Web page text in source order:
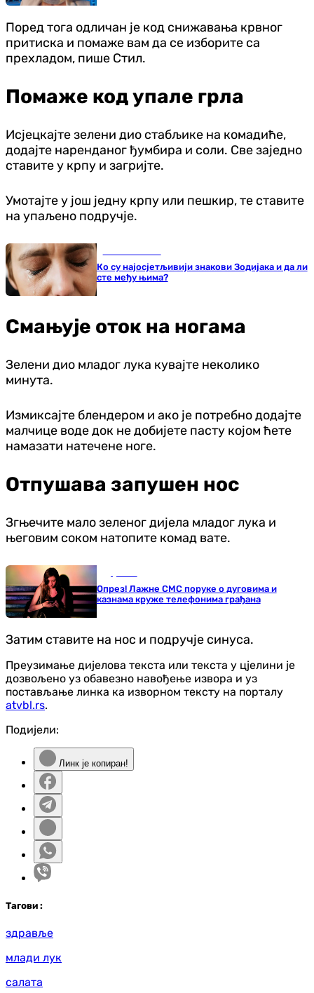
Поред тога одличан је код снижавања крвног
притиска и помаже вам да се изборите са
прехладом, пише Стил.
Помаже код упале грла
Исјецкајте зелени дио стабљике на комадиће,
додајте наренданог ђумбира и соли. Све заједно
ставите у крпу и загријте.
Умотајте у још једну крпу или пешкир, те ставите
на упаљено подручје.
Ко су најосјетљивији знакови Зодијака и да ли
сте међу њима?
Смањује оток на ногама
Зелени дио младог лука кувајте неколико
минута.
Измиксајте блендером и ако је потребно додајте
малчице воде док не добијете пасту којом ћете
намазати натечене ноге.
Отпушава запушен нос
Згњечите мало зеленог дијела младог лука и
његовим соком натопите комад вате.
Опрез! Лажне СМС поруке о дуговима и
казнама круже телефонима грађана
Затим ставите на нос и подручје синуса.
Преузимање дијелова текста или текста у цјелини је
дозвољено уз обавезно навођење извора и уз
постављање линка ка изворном тексту на порталу
atvbl.rs.
Подијели:
Линк је копиран!
Тагови :
здравље
млади лук
салата